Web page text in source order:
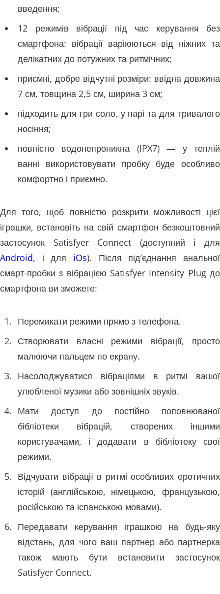
введення;
12 режимів вібрації під час керування без
смартфона: вібрації варіюються від ніжних та
делікатних до потужних та ритмічних;
приємні, добре відчутні розміри: ввідна довжина
7 см, товщина 2,5 см, ширина 3 см;
підходить для гри соло, у парі та для тривалого
носіння;
повністю водонепроникна (IPX7) — у теплій
ванні використовувати пробку буде особливо
комфортно і приємно.
Для того, щоб повністю розкрити можливості цієї
іграшки, встановіть на свій смартфон безкоштовний
застосунок Satisfyer Connect (доступний і для
Android, і для iOs). Після під’єднання анальної
смарт-пробки з вібрацією Satisfyer Intensity Plug до
смартфона ви зможете:
Перемикати режими прямо з телефона.
Створювати власні режими вібрації, просто
малюючи пальцем по екрану.
Насолоджуватися вібраціями в ритмі вашої
улюбленої музики або зовнішніх звуків.
Мати доступ до постійно поповнюваної
бібліотеки вібрацій, створених іншими
користувачами, і додавати в бібліотеку свої
режими.
Відчувати вібрації в ритмі особливих еротичних
історій (англійською, німецькою, французькою,
російською та іспанською мовами).
Передавати керування іграшкою на будь-яку
відстань, для чого ваш партнер або партнерка
також мають бути встановити застосунок
Satisfyer Connect.